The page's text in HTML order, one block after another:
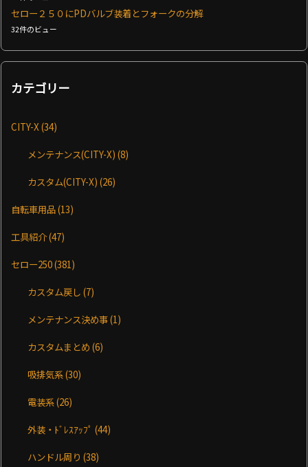
セロー２５０にPDバルブ装着とフォークの分解
32件のビュー
カテゴリー
CITY-X (34)
メンテナンス(CITY-X)(8)
カスタム(CITY-X)(26)
自転車用品(13)
工具紹介(47)
セロー250(381)
カスタム戻し(7)
メンテナンス決め事(1)
カスタムまとめ(6)
吸排気系(30)
電装系(26)
外装・ﾄﾞﾚｽｱｯﾌﾟ(44)
ハンドル周り(38)